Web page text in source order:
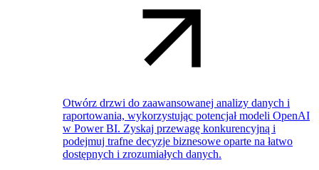
Otwórz drzwi do zaawansowanej analizy danych i
raportowania, wykorzystując potencjał modeli OpenAI
w Power BI. Zyskaj przewagę konkurencyjną i
podejmuj trafne decyzje biznesowe oparte na łatwo
dostępnych i zrozumiałych danych.